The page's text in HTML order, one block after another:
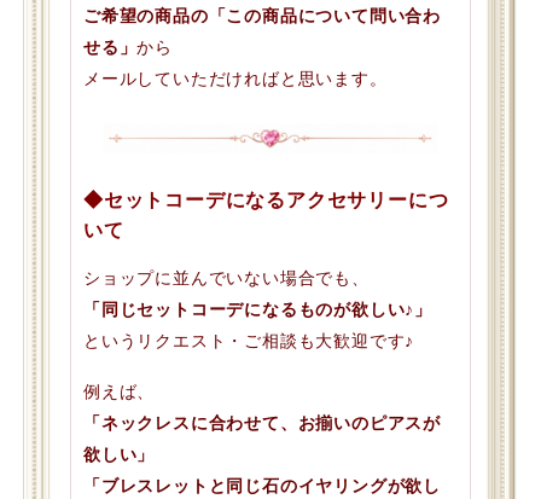
ご希望の商品の「この商品について問い合わ
せる」から
メールしていただければと思います。
◆セットコーデになるアクセサリーにつ
いて
ショップに並んでいない場合でも、
「同じセットコーデになるものが欲しい♪」
というリクエスト・ご相談も大歓迎です♪
例えば、
「ネックレスに合わせて、お揃いのピアスが
欲しい」
「ブレスレットと同じ石のイヤリングが欲し